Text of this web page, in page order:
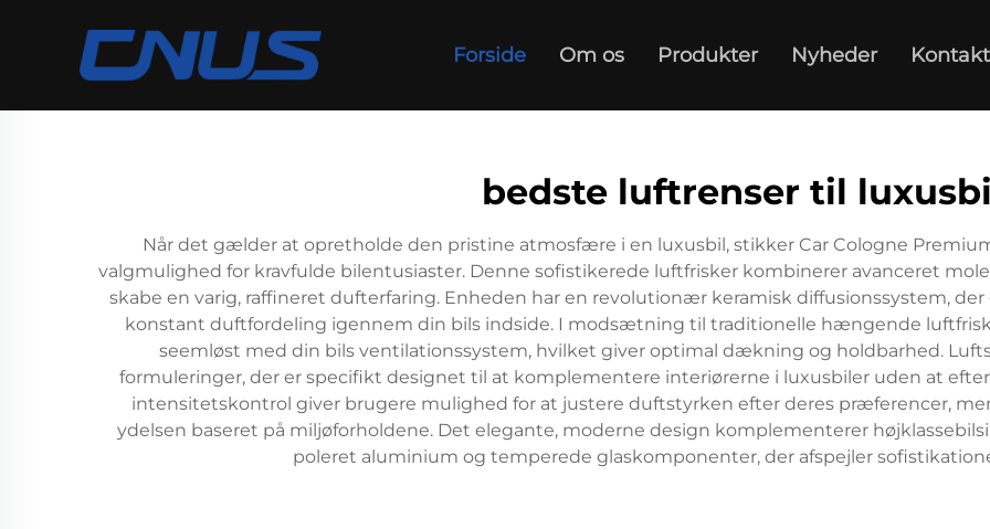
Forside Om os Produkter Nyheder
bedste luftrenser til
Når det gælder at opretholde den pristine atmosfære i en luxusbil, stikker Car Cologne
valgmulighed for kravfulde bilentusiaster. Denne sofistikerede luftfrisker kombinerer avanceret
skabe en varig, raffineret dufterfaring. Enheden har en revolutionær keramisk diffusionssystem,
konstant duftfordeling igennem din bils indside. I modsætning til traditionelle hængende
seemløst med din bils ventilationssystem, hvilket giver optimal dækning og holdbarhed.
formuleringer, der er specifikt designet til at komplementere interiørerne i luxusbiler uden at
intensitetskontrol giver brugere mulighed for at justere duftstyrken efter deres præferencer,
ydelsen baseret på miljøforholdene. Det elegante, moderne design komplementerer
poleret aluminium og temperede glaskomponenter, der afspejler